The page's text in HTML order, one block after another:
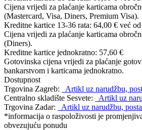
Cijena vrijedi za plaćanje karticama
(Mastercard, Visa, Diners, Premium Visa).
Kreditne kartice 13-36 rata: 64,00 € već
Cijena vrijedi za plaćanje karticama
(Diners).
Kreditne kartice jednokratno: 57,60 €
Gotovinska cijena vrijedi za plaćanje
bankarstvom i karticama jednokratno.
Dostupnost
Trgovina Zagreb:
Artikl uz narudžbu,
Centralno skladište Sesvete:
Artikl uz
Trgovina Zadar:
Artikl uz narudžbu,
*informacija o raspoloživosti je
obvezujuću ponudu